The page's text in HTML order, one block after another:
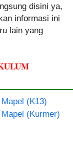
disini ya,
informasi ini
lain yang
(K13)
(Kurmer)